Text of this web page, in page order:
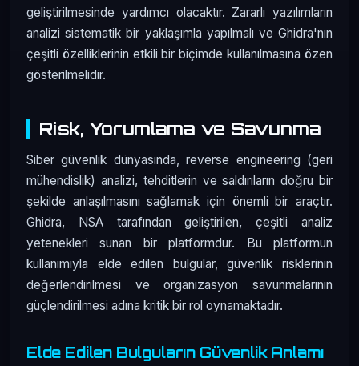
geliştirilmesinde yardımcı olacaktır. Zararlı yazılımların
analizi sistematik bir yaklaşımla yapılmalı ve Ghidra'nın
çeşitli özelliklerinin etkili bir biçimde kullanılmasına özen
gösterilmelidir.
Risk, Yorumlama ve Savunma
Siber güvenlik dünyasında, reverse engineering (geri
mühendislik) analizi, tehditlerin ve saldırıların doğru bir
şekilde anlaşılmasını sağlamak için önemli bir araçtır.
Ghidra, NSA tarafından geliştirilen, çeşitli analiz
yetenekleri sunan bir platformdur. Bu platformun
kullanımıyla elde edilen bulgular, güvenlik risklerinin
değerlendirilmesi ve organizasyon savunmalarının
güçlendirilmesi adına kritik bir rol oynamaktadır.
Elde Edilen Bulguların Güvenlik Anlamı